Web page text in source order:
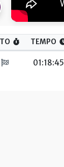
TEMPO
01:18:45